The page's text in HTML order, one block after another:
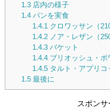
1.3店内の様子
1.4パンを実食
1.4.1 クロワッサン（
1.4.2ノア・レザン（250
1.4.3バケット
1.4.4ブリオッシュ・ポ
1.4.5タルト・アプリコ
1.5最後に
スポンサ